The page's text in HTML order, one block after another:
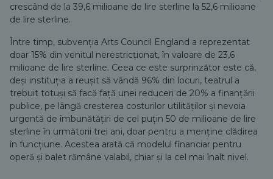
crescând de la 39,6 milioane de lire sterline la 52,6 milioane
de lire sterline.
Între timp, subvenția Arts Council England a reprezentat
doar 15% din venitul nerestricționat, în valoare de 23,6
milioane de lire sterline. Ceea ce este surprinzător este că,
deși instituția a reușit să vândă 96% din locuri, teatrul a
trebuit totuși să facă față unei reduceri de 20% a finanțării
publice, pe lângă creșterea costurilor utilităților și nevoia
urgentă de îmbunătățiri de cel puțin 50 de milioane de lire
sterline în următorii trei ani, doar pentru a menține clădirea
în funcțiune. Acestea arată că modelul financiar pentru
operă și balet rămâne valabil, chiar și la cel mai înalt nivel.